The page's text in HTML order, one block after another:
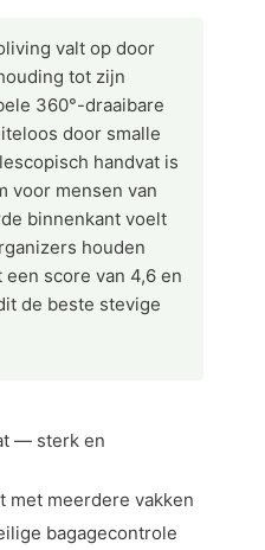
valt op door
tot zijn
360°-draaibare
door smalle
handvat is
voor mensen van
binnenkant voelt
houden
score van 4,6 en
de beste stevige
— sterk en
met meerdere vakken
bagagecontrole